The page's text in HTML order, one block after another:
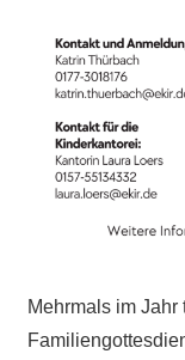
Mehrmals im